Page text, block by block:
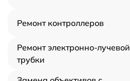
Ремонт контроллеров
Ремонт электронно-лучевой
трубки